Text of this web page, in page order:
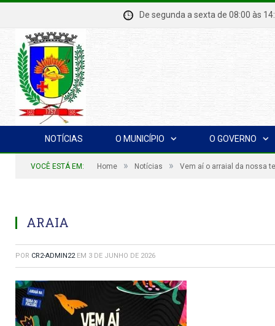
De segunda a sexta de 08:00
NOTÍCIAS O MUNICÍPIO O GOVERNO
VOCÊ ESTÁ EM: Home » Notícias » Vem aí o arraial da nossa
ARAIA
POR CR2-ADMIN22 EM 3 DE JUNHO DE 2026